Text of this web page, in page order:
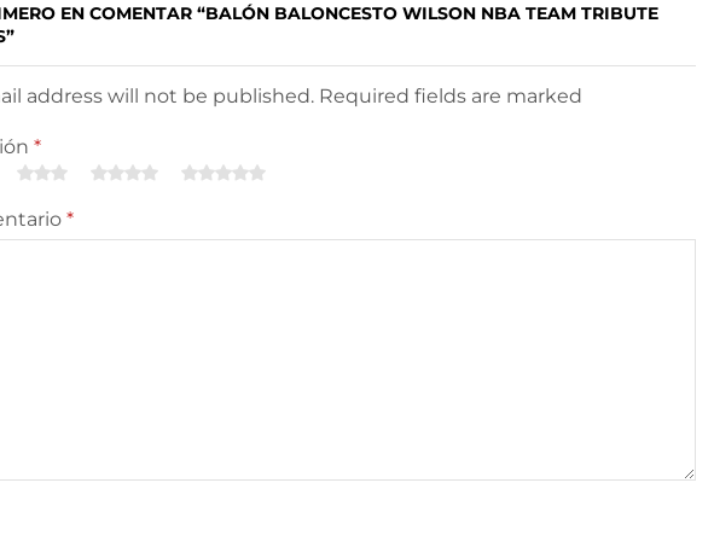
EN COMENTAR “BALÓN BALONCESTO WILSON NBA TEAM TRIBUTE
address will not be published. Required fields are marked
*
*